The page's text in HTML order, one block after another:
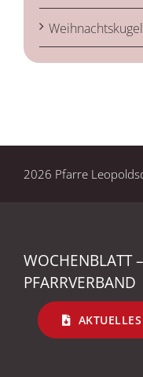
2026 Pfarre
WOCHENBLATT
PFARRVERBAND